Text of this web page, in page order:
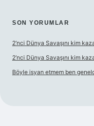
SON YORUMLAR
2’nci Dünya Savaşını kim
2’nci Dünya Savaşını kim
Böyle isyan etmem ben